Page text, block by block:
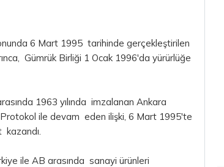
6 Mart 1995 tarihinde gerçekleştirilen
Gümrük Birliği 1 Ocak 1996'da yürürlüğe
1963 yılında imzalanan Ankara
Protokol ile devam eden ilişki, 6 Mart 1995'te
ile AB arasında sanayi ürünleri